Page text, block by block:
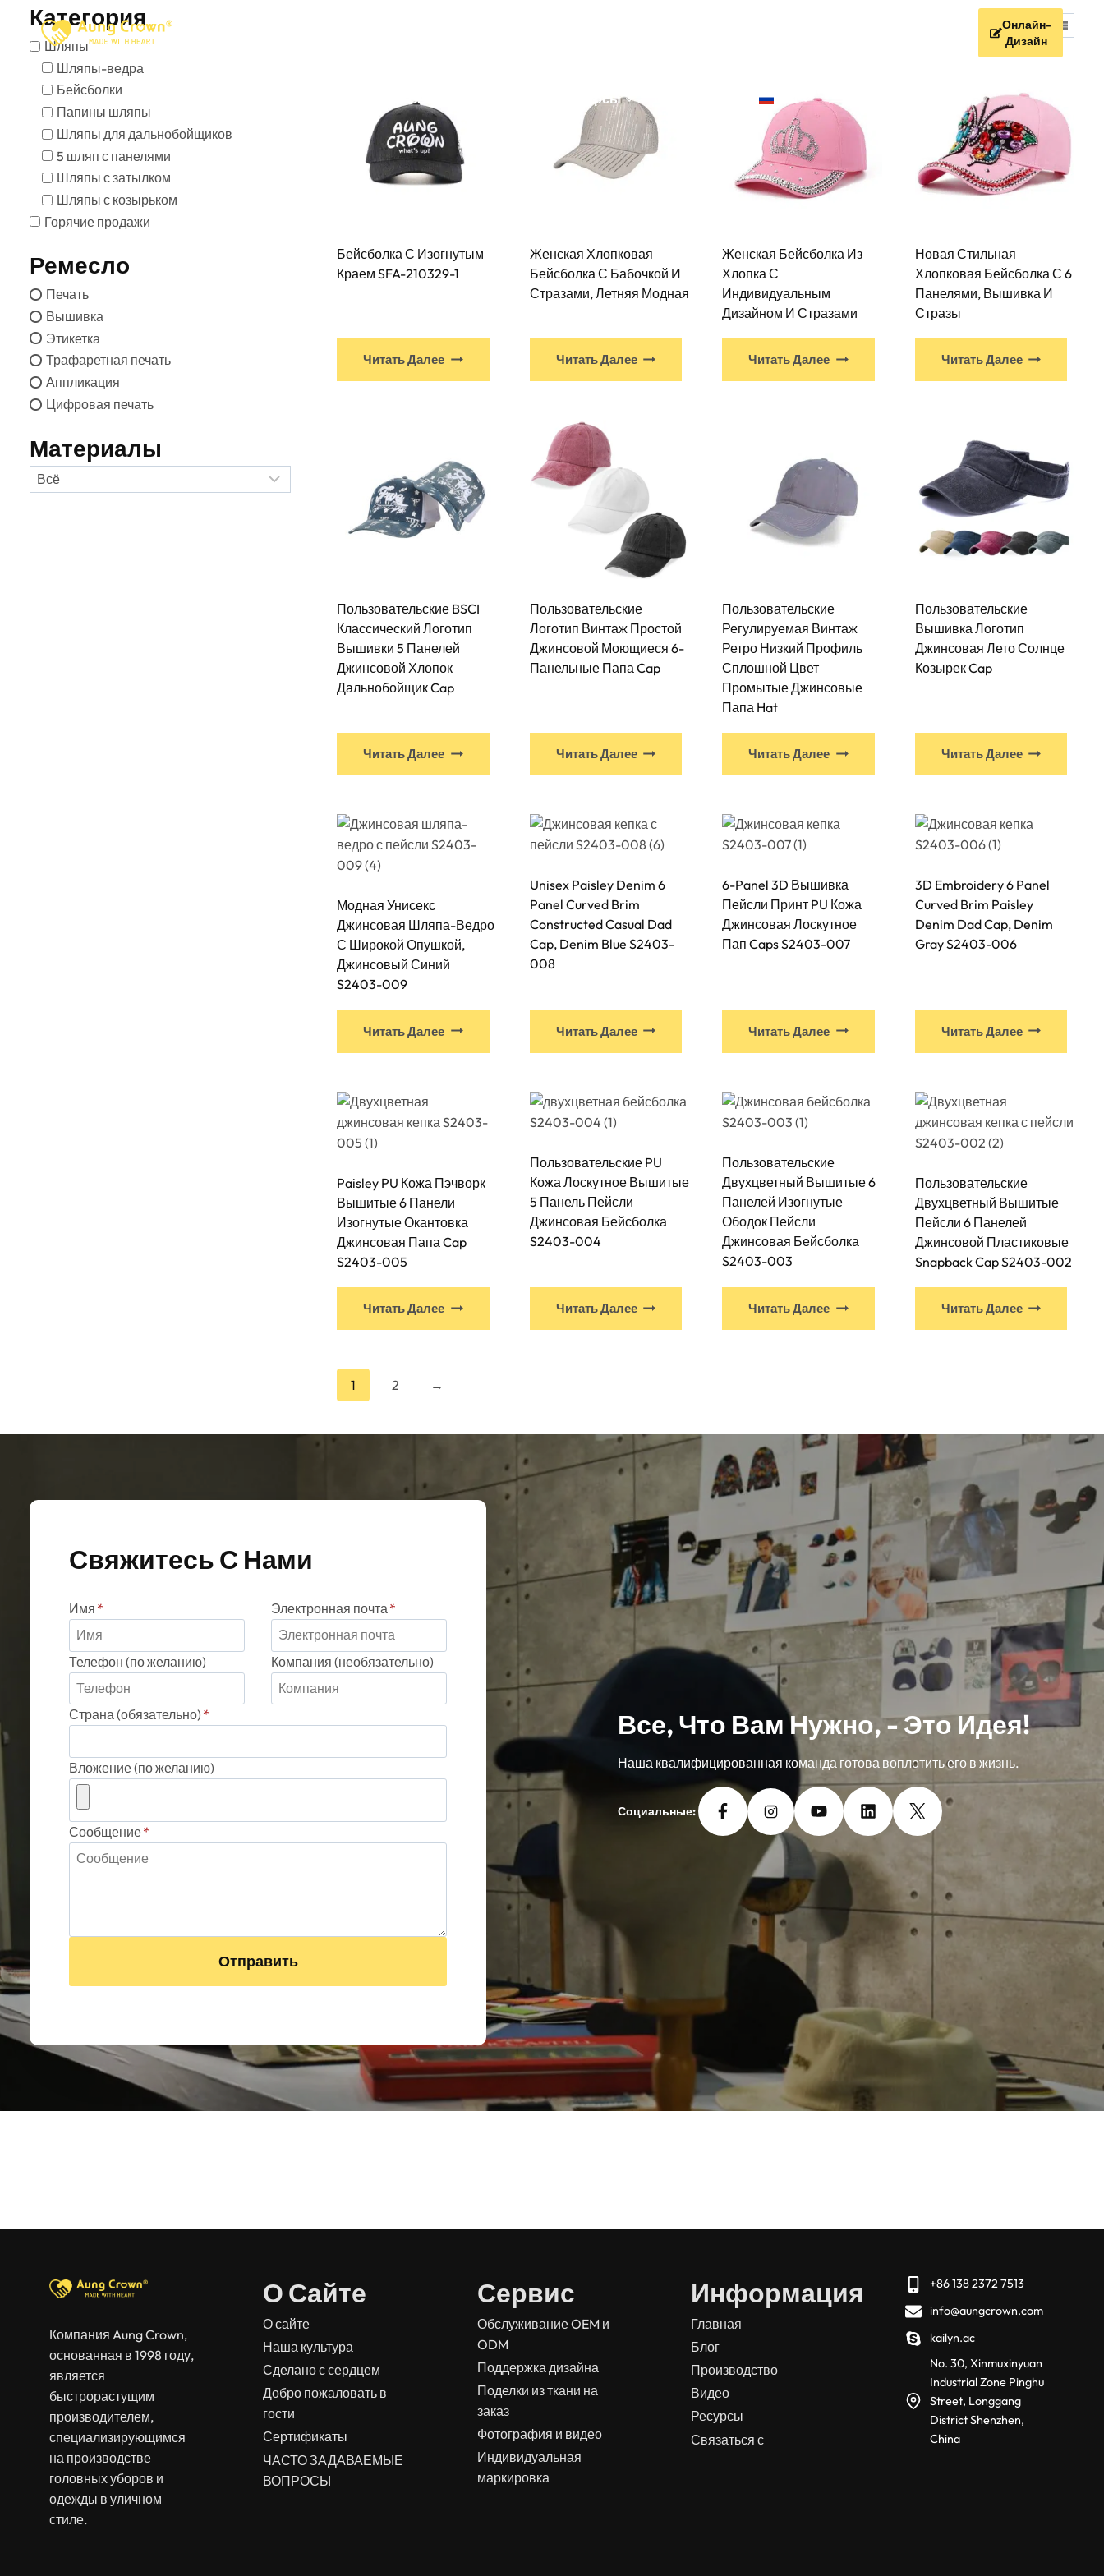
Перейти
контенту
ЧАСТО ЗАДАВАЕМЫЕ ВОПРОСЫ Ресурсы RU
Онлайн-
Дизайн
Бейсболка С Изогнутым
Краем SFA-210329-1
Читать Далее
вариантов.
Варианты
Женская Хлопковая
Бейсболка С Бабочкой И
Стразами, Летняя Модная
Читать Далее
Женская Бейсболка Из
Хлопка С
Индивидуальным
Дизайном И Стразами
Читать Далее
Новая Стильная
Хлопковая Бейсболка С 6
Панелями, Вышивка И
Стразы
Читать Далее
Пользовательские BSCI
Классический Логотип
Вышивки 5 Панелей
Джинсовой Хлопок
Дальнобойщик Cap
Читать Далее
Пользовательские
Логотип Винтаж Простой
Джинсовой Моющиеся 6-
Панельные Папа Cap
Читать Далее
Пользовательские
Регулируемая Винтаж
Ретро Низкий Профиль
Сплошной Цвет
Промытые Джинсовые
Папа Hat
Читать Далее
Пользовательские
Вышивка Логотип
Джинсовая Лето Солнце
Козырек Cap
Читать Далее
Модная Унисекс
Джинсовая Шляпа-Ведро
С Широкой Опушкой,
Джинсовый Синий
S2403-009
Читать Далее
Unisex Paisley Denim 6
Panel Curved Brim
Constructed Casual Dad
Cap, Denim Blue S2403-
008
Читать Далее
6-Panel 3D Вышивка
Пейсли Принт PU Кожа
Джинсовая Лоскутное
Пап Caps S2403-007
Читать Далее
3D Embroidery 6 Panel
Curved Brim Paisley
Denim Dad Cap, Denim
Gray S2403-006
Читать Далее
Paisley PU Кожа Пэчворк
Вышитые 6 Панели
Изогнутые Окантовка
Джинсовая Папа Cap
S2403-005
Читать Далее
Пользовательские PU
Кожа Лоскутное Вышитые
5 Панель Пейсли
Джинсовая Бейсболка
S2403-004
Читать Далее
Пользовательские
Двухцветный Вышитые 6
Панелей Изогнутые
Ободок Пейсли
Джинсовая Бейсболка
S2403-003
Читать Далее
Пользовательские
Двухцветный Вышитые
Пейсли 6 Панелей
Джинсовой Пластиковые
Snapback Cap S2403-002
Читать Далее
1 2 →
Категория
Шляпы
Шляпы-ведра
Бейсболки
Папины шляпы
Шляпы для дальнобойщиков
5 шляп с панелями
Шляпы с затылком
Шляпы с козырьком
Горячие продажи
Ремесло
Печать
Вышивка
Этикетка
Трафаретная печать
Аппликация
Цифровая печать
Материалы
Свяжитесь С Нами
Имя * Электронная почта *
Телефон (по желанию) Компания (необязательно)
Страна (обязательно) *
Вложение (по желанию)
Сообщение*
Отправить
Все, Что Вам Нужно, - Это Идея!
Наша квалифицированная команда готова воплотить его в жизнь.
Социальные:
Компания Aung Crown,
основанная в 1998 году,
является
быстрорастущим
производителем,
специализирующимся
на производстве
головных уборов и
одежды в уличном
стиле.
О Сайте
О сайте
Наша культура
Сделано с сердцем
Добро пожаловать в
гости
Сертификаты
ЧАСТО ЗАДАВАЕМЫЕ
ВОПРОСЫ
Сервис
Обслуживание OEM и
ODM
Поддержка дизайна
Поделки из ткани на
заказ
Фотография и видео
Индивидуальная
маркировка
Информация
Главная
Блог
Производство
Видео
Ресурсы
Связаться с
+86 138 2372 7513
info@aungcrown.com
kailyn.ac
No. 30, Xinmuxinyuan
Industrial Zone Pinghu
Street, Longgang
District Shenzhen,
China